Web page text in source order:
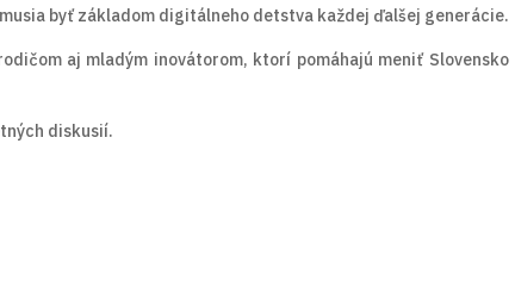
byť základom digitálneho detstva každej ďalšej generácie.
aj mladým inovátorom, ktorí pomáhajú meniť
diskusií.